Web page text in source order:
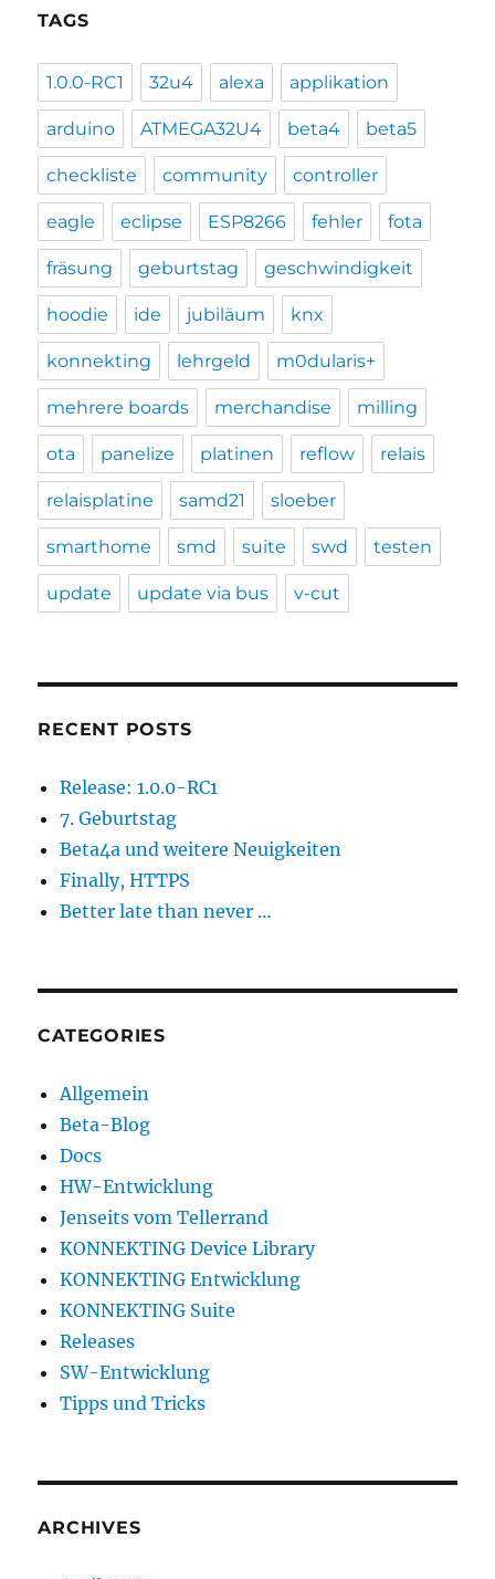
TAGS
1.0.0-RC1 32u4 alexa applikation
arduino ATMEGA32U4 beta4 beta5
checkliste community controller
eagle eclipse ESP8266 fehler fota
fräsung geburtstag geschwindigkeit
hoodie ide jubiläum knx
konnekting lehrgeld m0dularis+
mehrere boards merchandise milling
ota panelize platinen reflow relais
relaisplatine samd21 sloeber
smarthome smd suite swd testen
update update via bus v-cut
RECENT POSTS
Release: 1.0.0-RC1
7. Geburtstag
Beta4a und weitere Neuigkeiten
Finally, HTTPS
Better late than never …
CATEGORIES
Allgemein
Beta-Blog
Docs
HW-Entwicklung
Jenseits vom Tellerrand
KONNEKTING Device Library
KONNEKTING Entwicklung
KONNEKTING Suite
Releases
SW-Entwicklung
Tipps und Tricks
ARCHIVES